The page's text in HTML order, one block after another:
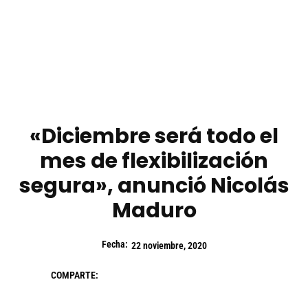
«Diciembre será todo el
mes de flexibilización
segura», anunció Nicolás
Maduro
Fecha: 22 noviembre, 2020
COMPARTE: